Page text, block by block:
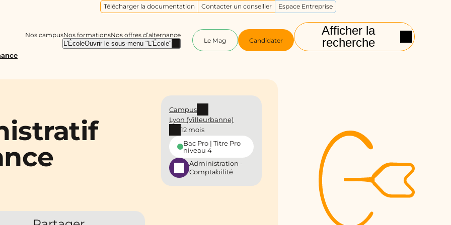
Afficher la
recherche
Nos campusNos formationsNos offres d’alternance
L'ÉcoleOuvrir le sous-menu "L'École" Le Mag Candidater
Télécharger la documentation Contacter un conseiller Espace Entreprise
Campus
Lyon (Villeurbanne)
12 mois
Bac Pro | Titre Pro
niveau 4
Administration -
Comptabilité